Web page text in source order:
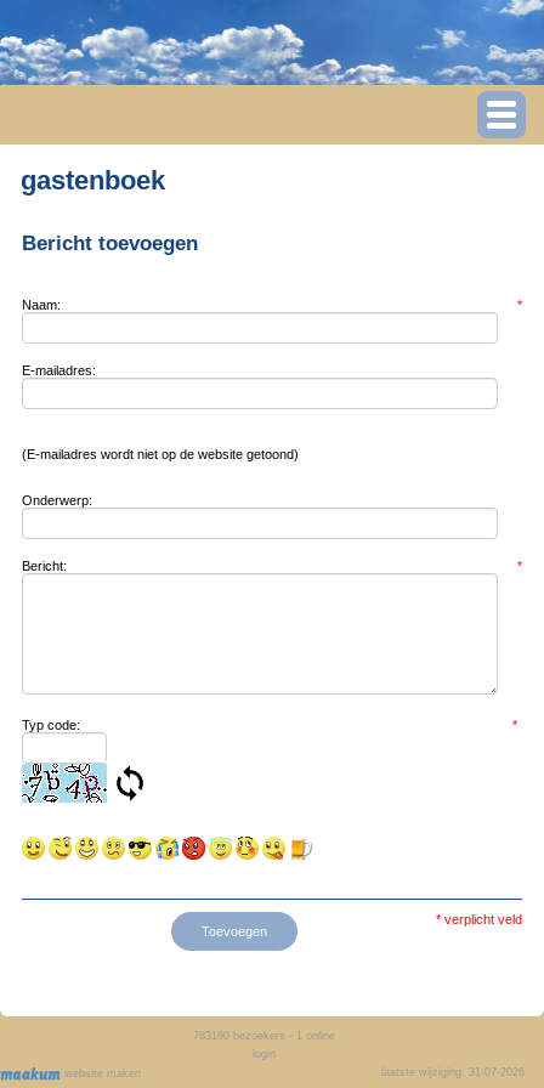
gastenboek
Bericht toevoegen
Naam: *
E-mailadres:
(E-mailadres wordt niet op de website getoond)
Onderwerp:
Bericht: *
Typ code: *
* verplicht veld
website maken
783160bezoekers - 1 online
login
laatste wijziging: 31-07-2026